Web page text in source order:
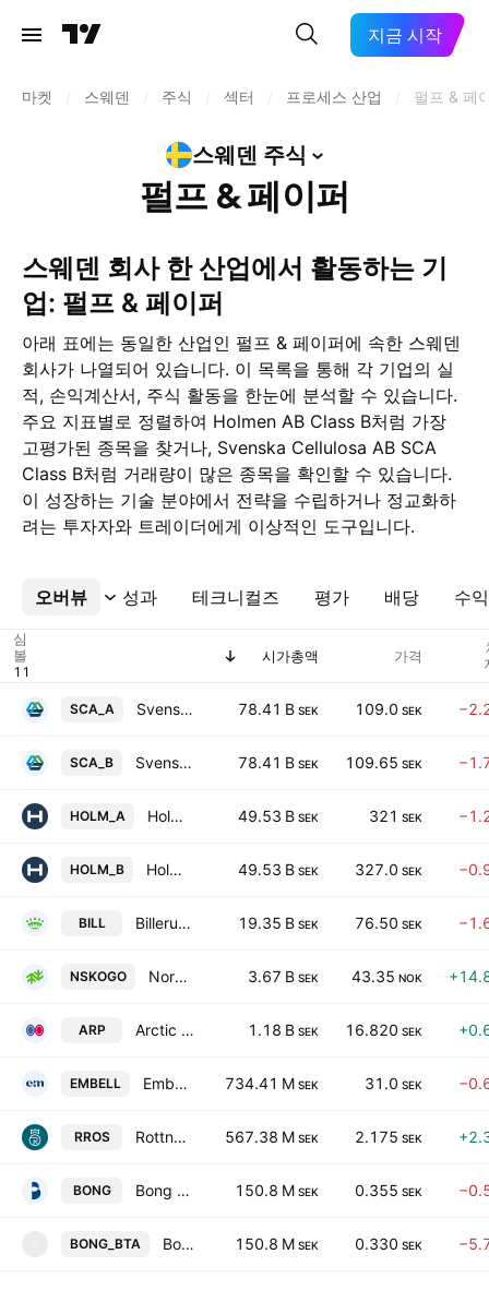
지금 시작
마켓 스웨덴 주식 섹터 프로세스 산업 펄프 & 페
스웨덴 주식
펄프 & 페이퍼
스웨덴 회사 한 산업에서 활동하는 기
업: 펄프 & 페이퍼
아래 표에는 동일한 산업인 펄프 & 페이퍼에 속한 스웨덴
회사가 나열되어 있습니다. 이 목록을 통해 각 기업의 실
적, 손익계산서, 주식 활동을 한눈에 분석할 수 있습니다.
주요 지표별로 정렬하여 Holmen AB Class B처럼 가장
고평가된 종목을 찾거나, Svenska Cellulosa AB SCA
Class B처럼 거래량이 많은 종목을 확인할 수 있습니다.
이 성장하는 기술 분야에서 전략을 수립하거나 정교화하
려는 투자자와 트레이더에게 이상적인 도구입니다.
오버뷰 성과 테크니컬즈 평가 배당 수
더보기
심
볼
시가총액 가격
SCA_A Svenska Cellulosa AB SCA Class A 78.41 B SEK 109.0 SEK
SCA_B Svenska Cellulosa AB SCA Class B 78.41 B SEK 109.65 SEK
HOLM_A Holmen AB Class A 49.53 B SEK 321 SEK
HOLM_B Holmen AB Class B 49.53 B SEK 327.0 SEK
BILL Billerud AB 19.35 B SEK 76.50 SEK
NSKOGO Norske Skog ASA 3.67 B SEK 43.35 NOK
ARP Arctic Paper S.A. 1.18 B SEK 16.820 SEK
EMBELL Embellence Group AB 734.41 M SEK 31.0 SEK
RROS Rottneros AB 567.38 M SEK 2.175 SEK
BONG Bong AB 150.8 M SEK 0.355 SEK
BONG_BTA Bong AB TEMP 150.8 M SEK 0.330 SEK